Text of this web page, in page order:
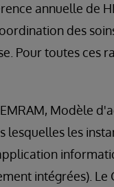
annuelle de
des
Pour toutes ces
Modèle
lesquelles les
intégrées). Le